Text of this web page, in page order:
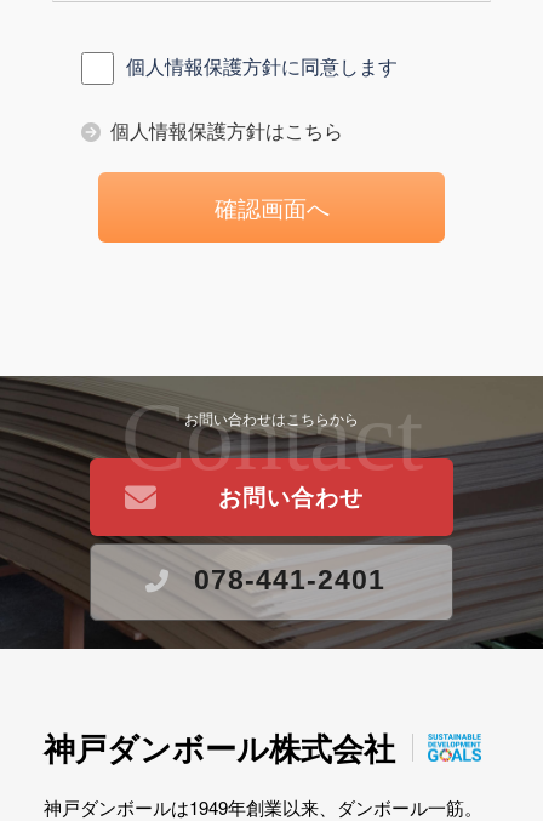
個人情報保護方針に同意します
個人情報保護方針はこちら
Contact
お問い合わせはこちらから
お問い合わせ
078-441-2401
神戸ダンボール株式会社
神戸ダンボールは1949年創業以来、ダンボール一筋。